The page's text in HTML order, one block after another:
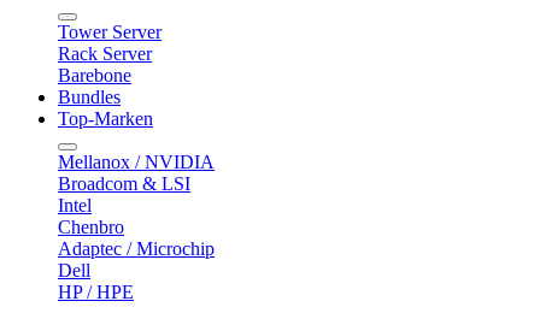
Tower Server
Rack Server
Barebone
Bundles
Top-Marken
Mellanox / NVIDIA
Broadcom & LSI
Intel
Chenbro
Adaptec / Microchip
Dell
HP / HPE